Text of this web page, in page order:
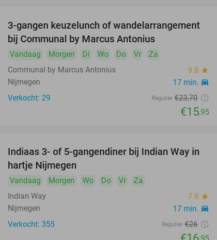
33%
3-gangen keuzelunch of wandelarrangement
bij Communal by Marcus Antonius
Vandaag Morgen Di Wo Do Vr
Za
Communal by Marcus Antonius
9.8 star
Nijmegen 17 min. directions_car
Verkocht: 29 Regulier €23,70
€15,95
35%
Indiaas 3- of 5-gangendiner bij Indian Way in
hartje Nijmegen
Vandaag Morgen Wo Do Vr
Za
Indian Way
7.9 star
Nijmegen 17 min. directions_car
Verkocht: 355 Regulier €26